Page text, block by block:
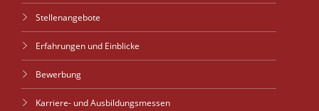
Stellenangebote
Erfahrungen und Einblicke
Bewerbung
Karriere- und Ausbildungsmessen